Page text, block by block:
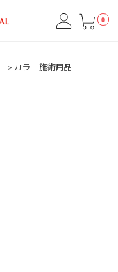
0
＞カラー施術用品